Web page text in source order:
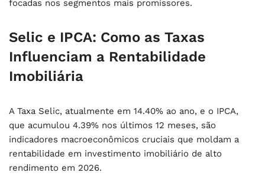
focadas nos segmentos mais promissores.
Selic e IPCA: Como as Taxas
Influenciam a Rentabilidade
Imobiliária
A Taxa Selic, atualmente em 14.40% ao ano, e o IPCA,
que acumulou 4.39% nos últimos 12 meses, são
indicadores macroeconômicos cruciais que moldam a
rentabilidade em investimento imobiliário de alto
rendimento em 2026.